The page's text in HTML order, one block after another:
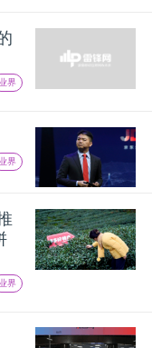
界
界
界